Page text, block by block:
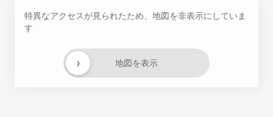
特異なアクセスが見られたため、地図を非表示にしていま
す
地図を表示
›